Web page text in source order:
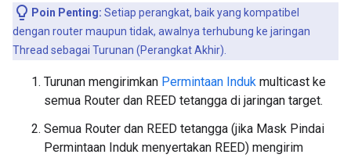
Poin Penting: Setiap perangkat, baik yang kompatibel
dengan router maupun tidak, awalnya terhubung ke jaringan
Thread sebagai Turunan (Perangkat Akhir).
Turunan mengirimkan Permintaan Induk multicast ke
semua Router dan REED tetangga di jaringan target.
Semua Router dan REED tetangga (jika Mask Pindai
Permintaan Induk menyertakan REED) mengirim